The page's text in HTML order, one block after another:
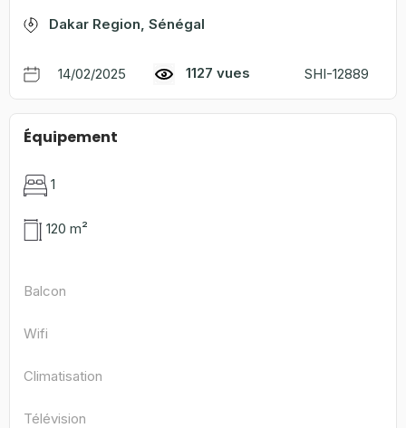
Dakar Region, Sénégal
14/02/2025 1127 vues SHI-12889
Équipement
1
120 m²
Balcon
Wifi
Climatisation
Télévision